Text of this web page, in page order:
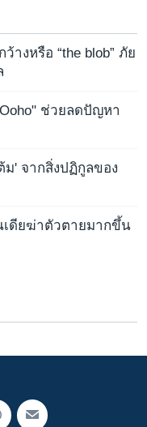
างหรือ “the blob” ภัย
ช่วยลดปัญหา
' จากสิ่งปฏิกูลของ
เดียฆ่าตัวตายมากขึ้น